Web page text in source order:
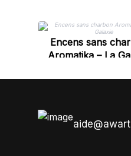
Encens sans
Aromatika – La